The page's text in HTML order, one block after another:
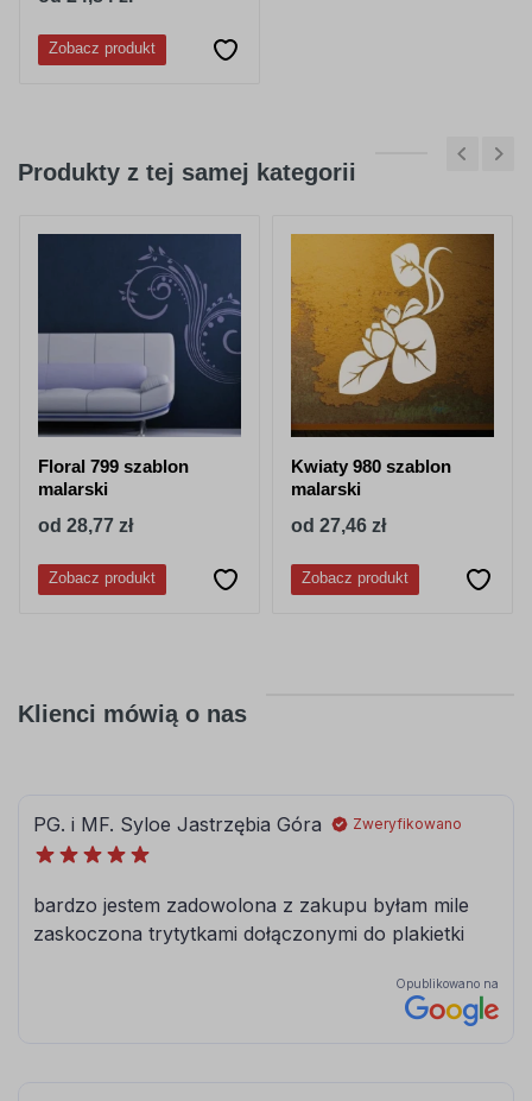
Zobacz produkt
Produkty z tej samej kategorii
Floral 799 szablon
malarski
od 28,77 zł
Zobacz produkt
Kwiaty 980 szablon
malarski
od 27,46 zł
Zobacz produkt
Klienci mówią o nas